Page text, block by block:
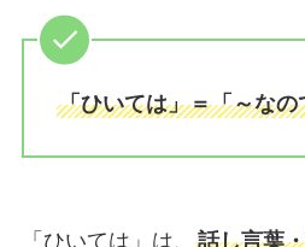
「ひいては」＝「～なの
「ひいては」は、 話し言葉